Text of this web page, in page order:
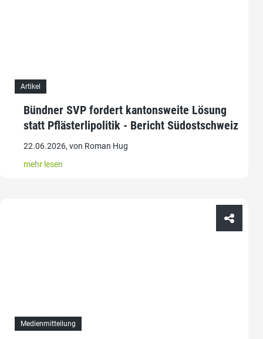
Artikel
Bündner SVP fordert kantonsweite Lösung
statt Pflästerlipolitik - Bericht Südostschweiz
22.06.2026, von Roman Hug
mehr lesen
Medienmitteilung